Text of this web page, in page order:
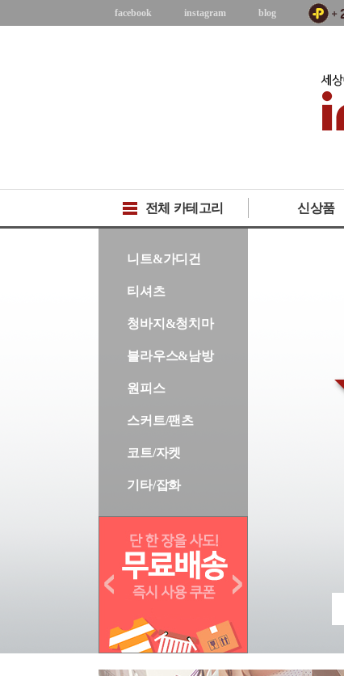
facebook instagram blog
전체 카테고리 신상품
니트&가디건
티셔츠
청바지&청치마
블라우스&남방
원피스
스커트/팬츠
코트/자켓
기타/잡화